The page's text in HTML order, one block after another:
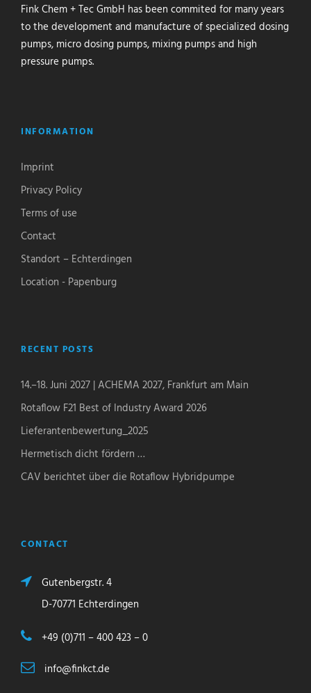
Fink Chem + Tec GmbH has been commited for many years
to the development and manufacture of specialized dosing
pumps, micro dosing pumps, mixing pumps and high
pressure pumps.
INFORMATION
Imprint
Privacy Policy
Terms of use
Contact
Standort – Echterdingen
Location - Papenburg
RECENT POSTS
14.–18. Juni 2027 | ACHEMA 2027, Frankfurt am Main
Rotaflow F21 Best of Industry Award 2026
Lieferantenbewertung_2025
Hermetisch dicht fördern …
CAV berichtet über die Rotaflow Hybridpumpe
CONTACT
Gutenbergstr. 4
D-70771 Echterdingen
+49 (0)711 – 400 423 – 0
info@finkct.de